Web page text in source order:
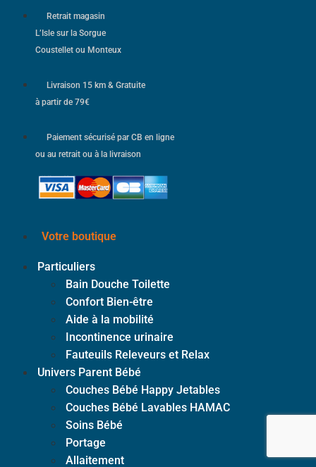
Retrait magasin
L’Isle sur la Sorgue
Coustellet ou Monteux
Livraison 15 km & Gratuite
à partir de 79€
Paiement sécurisé par CB en ligne
ou au retrait ou à la livraison
Votre boutique
Particuliers
Bain Douche Toilette
Confort Bien-être
Aide à la mobilité
Incontinence urinaire
Fauteuils Releveurs et Relax
Univers Parent Bébé
Couches Bébé Happy Jetables
Couches Bébé Lavables HAMAC
Soins Bébé
Portage
Allaitement